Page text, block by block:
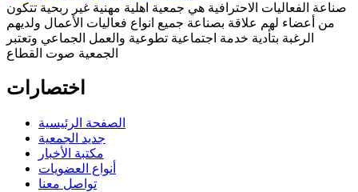
صناعة الفعاليات الاحترافية هي جمعية اهلية مهنية غير ربحية تتكون
من أعضاء لهم علاقة بصناعة جميع انواع فعاليات الأعمال ولديهم
الرغبة بتأدية خدمة اجتماعية تطوعية والعمل الجماعي وتعتبر
الجمعية صوت القطاع
اختصارات
الصفحة الرئيسية
جديد الجمعية
مكتبة الأخبار
أنواع العضويات
تواصل معنا